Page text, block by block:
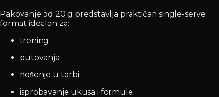
Pakovanje od 20 g predstavlja praktičan single-serve
format idealan za:
trening
putovanja
nošenje u torbi
isprobavanje ukusa i formule